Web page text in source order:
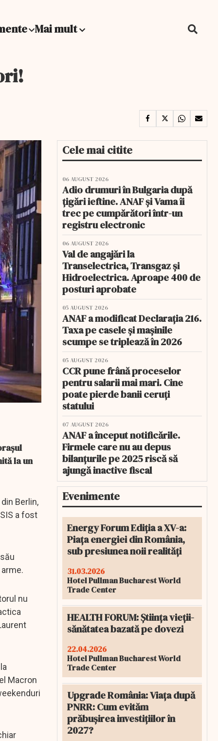
Mai mult
la un
Berlin,
a fost
nu
Macron
Cele mai citite
06 AUGUST 2026
Adio drumuri în Bulgaria după
țigări ieftine. ANAF și Vama îi
trec pe cumpărători într-un
registru electronic
06 AUGUST 2026
Val de angajări la
Transelectrica, Transgaz și
Hidroelectrica. Aproape 400 de
posturi aprobate
05 AUGUST 2026
ANAF a modificat Declarația 216.
Taxa pe casele și mașinile
scumpe se triplează în 2026
05 AUGUST 2026
CCR pune frână proceselor
pentru salarii mai mari. Cine
poate pierde banii ceruți
statului
07 AUGUST 2026
ANAF a început notificările.
Firmele care nu au depus
bilanțurile pe 2025 riscă să
ajungă inactive fiscal
Evenimente
Energy Forum Ediția a XV-a:
Piața energiei din România,
sub presiunea noii realități
31.03.2026
Hotel Pullman Bucharest World
Trade Center
HEALTH FORUM: Știința vieții-
sănătatea bazată pe dovezi
22.04.2026
Hotel Pullman Bucharest World
Trade Center
Upgrade România: Viața după
PNRR: Cum evităm
prăbușirea investițiilor în
2027?